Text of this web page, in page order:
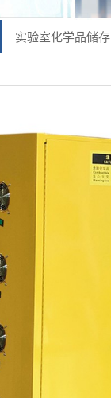
实验室化学品储存